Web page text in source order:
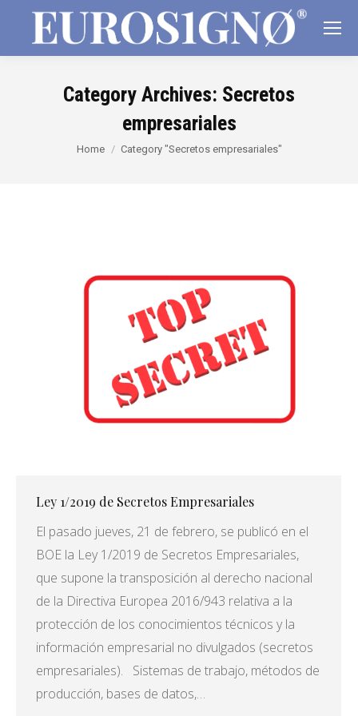
Category Archives: Secretos
empresariales
You are here:
Home Category "Secretos empresariales"
Ley 1/2019 de Secretos Empresariales
El pasado jueves, 21 de febrero, se publicó en el
BOE la Ley 1/2019 de Secretos Empresariales,
que supone la transposición al derecho nacional
de la Directiva Europea 2016/943 relativa a la
protección de los conocimientos técnicos y la
información empresarial no divulgados (secretos
empresariales). Sistemas de trabajo, métodos de
producción, bases de datos,…